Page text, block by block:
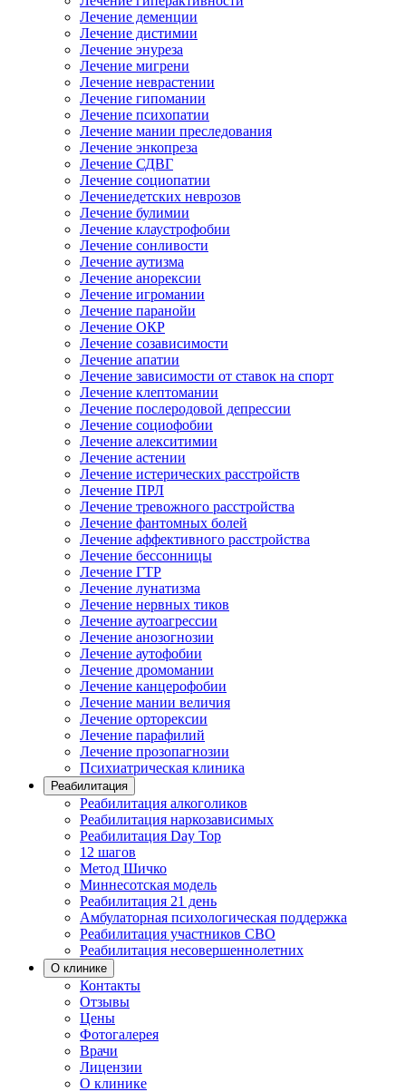
Лечение деменции
Лечение дистимии
Лечение энуреза
Лечение мигрени
Лечение неврастении
Лечение гипомании
Лечение психопатии
Лечение мании преследования
Лечение энкопреза
Лечение СДВГ
Лечение социопатии
Лечениедетских неврозов
Лечение булимии
Лечение клаустрофобии
Лечение сонливости
Лечение аутизма
Лечение анорексии
Лечение игромании
Лечение паранойи
Лечение ОКР
Лечение созависимости
Лечение апатии
Лечение зависимости от ставок на спорт
Лечение клептомании
Лечение послеродовой депрессии
Лечение социофобии
Лечение алекситимии
Лечение астении
Лечение истерических расстройств
Лечение ПРЛ
Лечение тревожного расстройства
Лечение фантомных болей
Лечение аффективного расстройства
Лечение бессонницы
Лечение ГТР
Лечение лунатизма
Лечение нервных тиков
Лечение аутоагрессии
Лечение анозогнозии
Лечение аутофобии
Лечение дромомании
Лечение канцерофобии
Лечение мании величия
Лечение орторексии
Лечение парафилий
Лечение прозопагнозии
Психиатрическая клиника
Реабилитация
Реабилитация алкоголиков
Реабилитация наркозависимых
Реабилитация Day Top
12 шагов
Метод Шичко
Миннесотская модель
Реабилитация 21 день
Амбулаторная психологическая поддержка
Реабилитация участников СВО
Реабилитация несовершеннолетних
О клинике
Контакты
Отзывы
Цены
Фотогалерея
Врачи
Лицензии
О клинике